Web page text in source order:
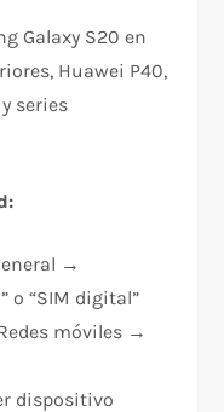
Galaxy S20 en
Huawei P40,
series
→
o “SIM digital”​
móviles →
dispositivo​